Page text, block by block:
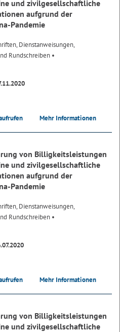
und zivilgesellschaftliche
aufgrund der
Pandemie
Dienstanweisungen,
Rundschreiben •
Mehr Informationen
von Billigkeitsleistungen
und zivilgesellschaftliche
aufgrund der
Pandemie
Dienstanweisungen,
Rundschreiben •
Mehr Informationen
von Billigkeitsleistungen
und zivilgesellschaftliche